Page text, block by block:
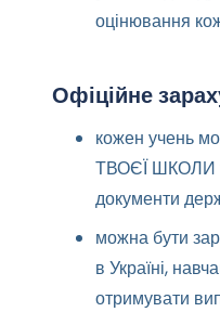
оцінювання
Офіційне
кожен учень
ТВОЄЇ ШКОЛИ
документи
можна бути
в Україні,
отримувати